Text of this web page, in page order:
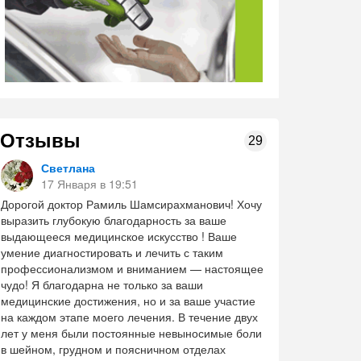
Отзывы 29
Светлана
17 Января в 19:51
Дорогой доктор Рамиль Шамсирахманович! Хочу
выразить глубокую благодарность за ваше
выдающееся медицинское искусство ! Ваше
умение диагностировать и лечить с таким
профессионализмом и вниманием — настоящее
чудо! Я благодарна не только за ваши
медицинские достижения, но и за ваше участие
на каждом этапе моего лечения. В течение двух
лет у меня были постоянные невыносимые боли
в шейном, грудном и поясничном отделах